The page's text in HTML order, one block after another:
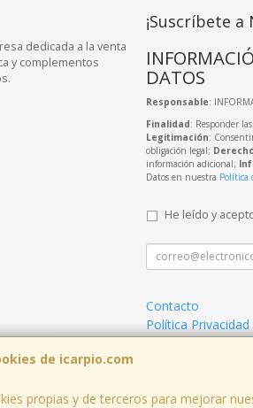
de icarpio.com
propias y de terceros para mejorar
dedicada a la venta
y complementos
¡Suscríbete
DATOS
Responsable:
Finalidad: Responder
Legitimación:
obligación legal;
información adicional;
Datos en nuestra Política
He leído y
Contacto
Política Privacidad
Condiciones de